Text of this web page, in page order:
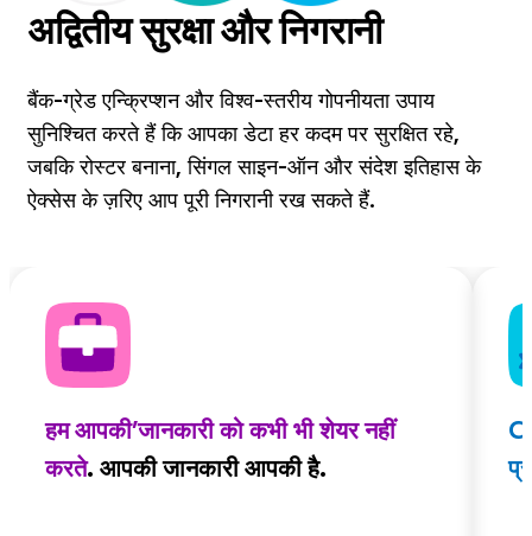
अद्वितीय सुरक्षा और निगरानी
बैंक-ग्रेड एन्क्रिप्शन और विश्व-स्तरीय गोपनीयता उपाय
सुनिश्चित करते हैं कि आपका डेटा हर कदम पर सुरक्षित रहे,
जबकि रोस्टर बनाना, सिंगल साइन-ऑन और संदेश इतिहास के
ऐक्सेस के ज़रिए आप पूरी निगरानी रख सकते हैं.
हम आपकी’जानकारी को कभी भी शेयर नहीं
करते. आपकी जानकारी आपकी है.